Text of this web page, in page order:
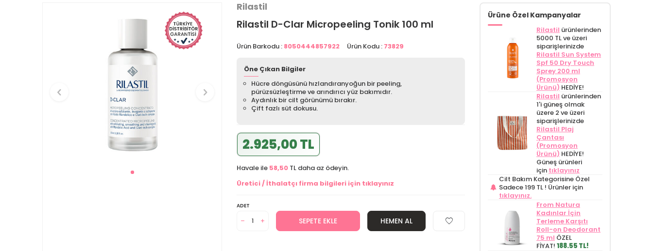
Rilastil
Rilastil D-Clar Micropeeling Tonik 100 ml
Ürün Barkodu : 8050444857922 Ürün Kodu : 73829
Öne Çıkan Bilgiler
Hücre döngüsünü hızlandıranyoğun bir peeling,
pürüzsüzleştirme ve arındırıcı yüz bakımıdır.
Aydınlık bir cilt görünümü bırakır.
Çift fazlı süt dokusu.
2.925,00 TL
Havale ile 58,50 TL daha az ödeyin.
Üretici / İthalatçı firma bilgileri için tıklayınız
ADET
SEPETE EKLE HEMEN AL
Ürüne Özel Kampanyalar
Rilastil ürünlerinden
5000 TL ve üzeri
siparişlerinizde
Rilastil Sun System
Spf 50 Dry Touch
Sprey 200 ml
(Promosyon
Ürünü) HEDİYE!
Rilastil ürünlerinden
1'i güneş olmak
üzere 2 ve üzeri
siparişlerinizde
Rilastil Plaj
Çantası
(Promosyon
Ürünü) HEDİYE!
Güneş ürünleri
için tıklayınız
Cilt Bakım Kategorisine Özel
Sadece 199 TL ! Ürünler için
tıklayınız.
From Natura
Kadınlar İçin
Terleme Karşıtı
Roll-on Deodorant
75 ml ÖZEL
FİYAT! 188.55 TL!